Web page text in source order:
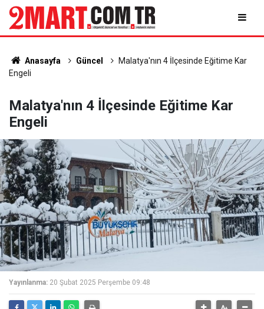
Anasayfa Güncel
Malatya'nın 4 İlçesinde Eğitime Kar
Engeli
Malatya'nın 4 İlçesinde Eğitime Kar
Engeli
Yayınlanma: 20 Şubat 2025 Perşembe 09:48